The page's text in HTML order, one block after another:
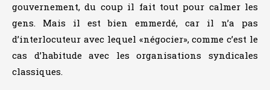
gouvernement, du coup il fait tout pour calmer les
gens. Mais il est bien emmerdé, car il n’a pas
d’interlocuteur avec lequel «négocier», comme c’est le
cas d’habitude avec les organisations syndicales
classiques.